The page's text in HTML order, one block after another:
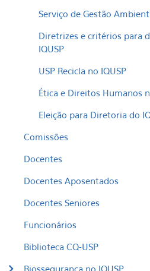
Serviço de Gestão
Diretrizes e critérios para
IQUSP
USP Recicla no IQUSP
Ética e Direitos Humanos
Eleição para Diretoria do
Comissões
Docentes
Docentes Aposentados
Docentes Seniores
Funcionários
Biblioteca CQ-USP
Biossegurança no IQUSP